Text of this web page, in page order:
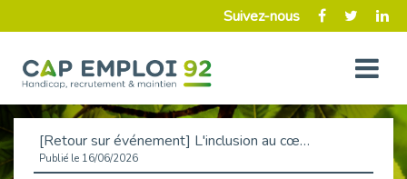
Suivez-nous
[Retour sur événement] L'inclusion au cœur de la Place de l'Emploi à La Défense !
Publié le 16/06/2026